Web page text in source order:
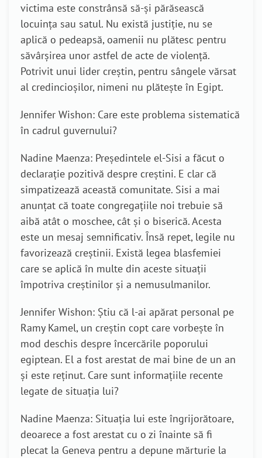
victima este constrânsă să-și părăsească
locuința sau satul. Nu există justiție, nu se
aplică o pedeapsă, oamenii nu plătesc pentru
săvârșirea unor astfel de acte de violență.
Potrivit unui lider creștin, pentru sângele vărsat
al credincioșilor, nimeni nu plătește în Egipt.
Jennifer Wishon: Care este problema sistematică
în cadrul guvernului?
Nadine Maenza: Președintele el-Sisi a făcut o
declarație pozitivă despre creștini. E clar că
simpatizează această comunitate. Sisi a mai
anunțat că toate congregațiile noi trebuie să
aibă atât o moschee, cât și o biserică. Acesta
este un mesaj semnificativ. Însă repet, legile nu
favorizează creștinii. Există legea blasfemiei
care se aplică în multe din aceste situații
împotriva creștinilor și a nemusulmanilor.
Jennifer Wishon: Știu că l-ai apărat personal pe
Ramy Kamel, un creștin copt care vorbește în
mod deschis despre încercările poporului
egiptean. El a fost arestat de mai bine de un an
și este reținut. Care sunt informațiile recente
legate de situația lui?
Nadine Maenza: Situația lui este îngrijorătoare,
deoarece a fost arestat cu o zi înainte să fi
plecat la Geneva pentru a depune mărturie la